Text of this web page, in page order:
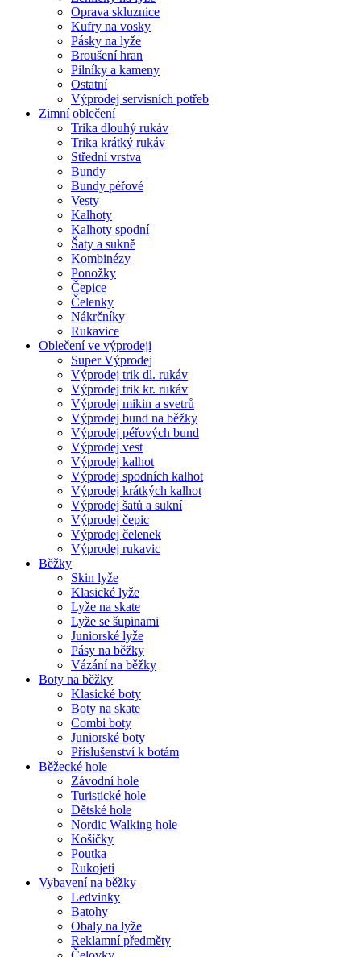
Oprava skluznice
Kufry na vosky
Pásky na lyže
Broušení hran
Pilníky a kameny
Ostatní
Výprodej servisních potřeb
Zimní oblečení
Trika dlouhý rukáv
Trika krátký rukáv
Střední vrstva
Bundy
Bundy péřové
Vesty
Kalhoty
Kalhoty spodní
Šaty a sukně
Kombinézy
Ponožky
Čepice
Čelenky
Nákrčníky
Rukavice
Oblečení ve výprodeji
Super Výprodej
Výprodej trik dl. rukáv
Výprodej trik kr. rukáv
Výprodej mikin a svetrů
Výprodej bund na běžky
Výprodej péřových bund
Výprodej vest
Výprodej kalhot
Výprodej spodních kalhot
Výprodej krátkých kalhot
Výprodej šatů a sukní
Výprodej čepic
Výprodej čelenek
Výprodej rukavic
Běžky
Skin lyže
Klasické lyže
Lyže na skate
Lyže se šupinami
Juniorské lyže
Pásy na běžky
Vázání na běžky
Boty na běžky
Klasické boty
Boty na skate
Combi boty
Juniorské boty
Příslušenství k botám
Běžecké hole
Závodní hole
Turistické hole
Dětské hole
Nordic Walking hole
Košíčky
Poutka
Rukojeti
Vybavení na běžky
Ledvinky
Batohy
Obaly na lyže
Reklamní předměty